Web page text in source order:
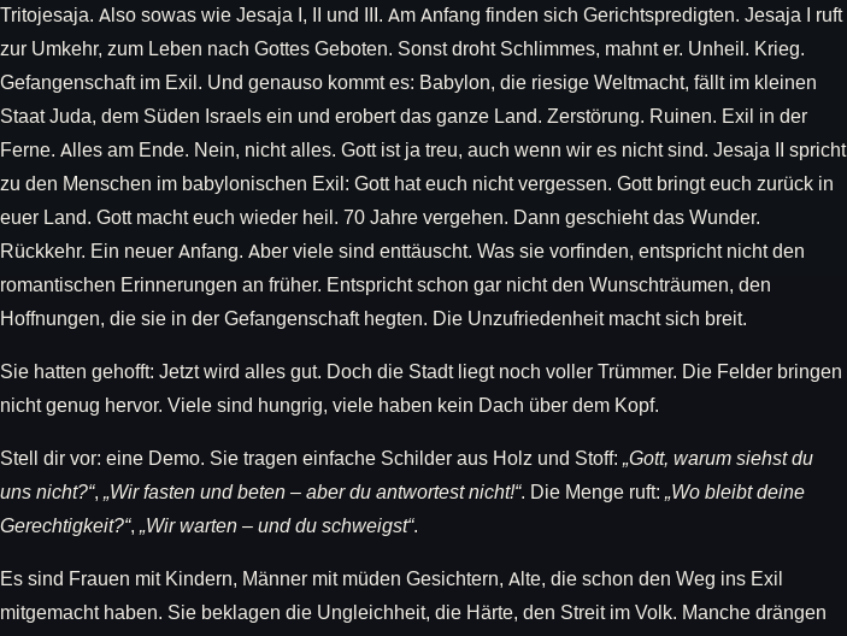
Tritojesaja. Also sowas wie Jesaja I, II und III. Am Anfang finden sich Gerichtspredigten. Jesaja I ruft
zur Umkehr, zum Leben nach Gottes Geboten. Sonst droht Schlimmes, mahnt er. Unheil. Krieg.
Gefangenschaft im Exil. Und genauso kommt es: Babylon, die riesige Weltmacht, fällt im kleinen
Staat Juda, dem Süden Israels ein und erobert das ganze Land. Zerstörung. Ruinen. Exil in der
Ferne. Alles am Ende. Nein, nicht alles. Gott ist ja treu, auch wenn wir es nicht sind. Jesaja II spricht
zu den Menschen im babylonischen Exil: Gott hat euch nicht vergessen. Gott bringt euch zurück in
euer Land. Gott macht euch wieder heil. 70 Jahre vergehen. Dann geschieht das Wunder.
Rückkehr. Ein neuer Anfang. Aber viele sind enttäuscht. Was sie vorfinden, entspricht nicht den
romantischen Erinnerungen an früher. Entspricht schon gar nicht den Wunschträumen, den
Hoffnungen, die sie in der Gefangenschaft hegten. Die Unzufriedenheit macht sich breit.
Sie hatten gehofft: Jetzt wird alles gut. Doch die Stadt liegt noch voller Trümmer. Die Felder bringen
nicht genug hervor. Viele sind hungrig, viele haben kein Dach über dem Kopf.
Stell dir vor: eine Demo. Sie tragen einfache Schilder aus Holz und Stoff: „Gott, warum siehst du
uns nicht?“, „Wir fasten und beten – aber du antwortest nicht!“. Die Menge ruft: „Wo bleibt deine
Gerechtigkeit?“, „Wir warten – und du schweigst“.
Es sind Frauen mit Kindern, Männer mit müden Gesichtern, Alte, die schon den Weg ins Exil
mitgemacht haben. Sie beklagen die Ungleichheit, die Härte, den Streit im Volk. Manche drängen